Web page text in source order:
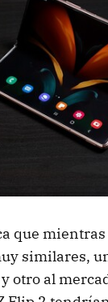
que mientras
similares,
otro al